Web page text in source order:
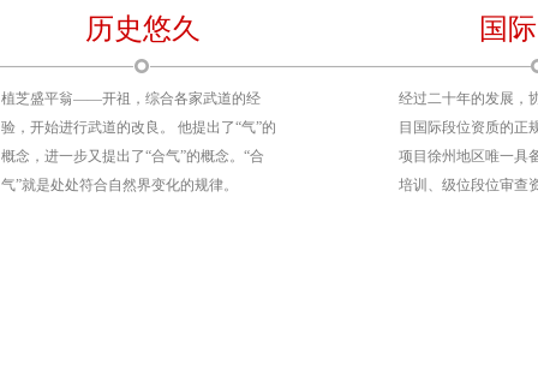
历史悠久
植芝盛平翁——开祖，综合各家武道的经
验，开始进行武道的改良。 他提出了“气”的
概念，进一步又提出了“合气”的概念。“合
气”就是处处符合自然界变化的规律。
国
经过二十年的发展，
目国际段位资质的正
项目徐州地区唯一具
培训、级位段位审查